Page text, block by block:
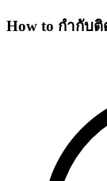
How to กำกับ